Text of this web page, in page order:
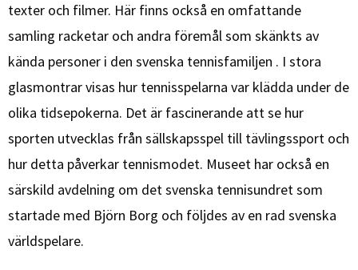
texter och filmer. Här finns också en omfattande
samling racketar och andra föremål som skänkts av
kända personer i den svenska tennisfamiljen . I stora
glasmontrar visas hur tennisspelarna var klädda under de
olika tidsepokerna. Det är fascinerande att se hur
sporten utvecklas från sällskapsspel till tävlingssport och
hur detta påverkar tennismodet. Museet har också en
särskild avdelning om det svenska tennisundret som
startade med Björn Borg och följdes av en rad svenska
världspelare.